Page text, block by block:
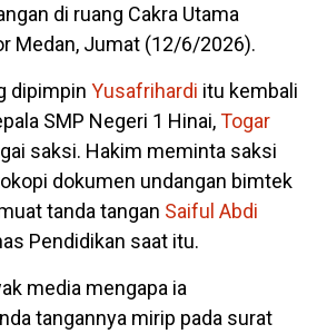
di ruang Cakra Utama
Medan, Jumat (12/6/2026).
dipimpin Yusafrihardi itu kembali
SMP Negeri 1 Hinai,Togar
saksi. Hakim meminta saksi
dokumen undangan bimtek
tanda tangan Saiful Abdi
Pendidikan saat itu.
media mengapa ia
tangannya mirip pada surat